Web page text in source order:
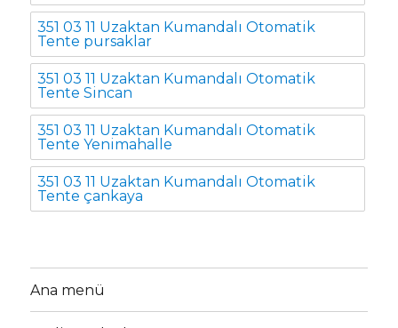
351 03 11 Uzaktan Kumandalı Otomatik
Tente pursaklar
351 03 11 Uzaktan Kumandalı Otomatik
Tente Sincan
351 03 11 Uzaktan Kumandalı Otomatik
Tente Yenimahalle
351 03 11 Uzaktan Kumandalı Otomatik
Tente çankaya
Ana menü